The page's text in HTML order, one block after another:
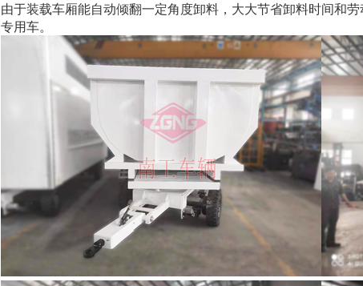
由于装载车厢能自动倾翻一定角度卸料，大大节省卸料时间和
专用车。